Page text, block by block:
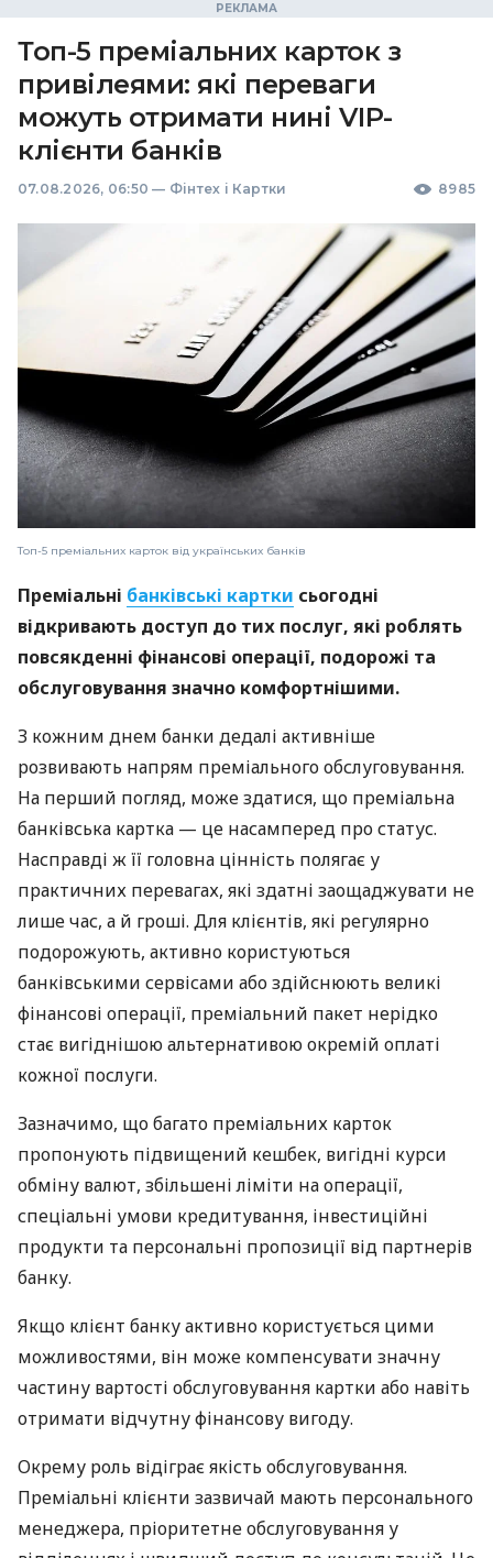
Топ-5 преміальних карток з
привілеями: які переваги
можуть отримати нині VIP-
клієнти банків
07.08.2026, 06:50 — Фінтех і Картки 8985
Топ-5 преміальних карток від українських банків
Преміальні банківські картки сьогодні
відкривають доступ до тих послуг, які роблять
повсякденні фінансові операції, подорожі та
обслуговування значно комфортнішими.
З кожним днем банки дедалі активніше
розвивають напрям преміального обслуговування.
На перший погляд, може здатися, що преміальна
банківська картка — це насамперед про статус.
Насправді ж її головна цінність полягає у
практичних перевагах, які здатні заощаджувати не
лише час, а й гроші. Для клієнтів, які регулярно
подорожують, активно користуються
банківськими сервісами або здійснюють великі
фінансові операції, преміальний пакет нерідко
стає вигіднішою альтернативою окремій оплаті
кожної послуги.
Зазначимо, що багато преміальних карток
пропонують підвищений кешбек, вигідні курси
обміну валют, збільшені ліміти на операції,
спеціальні умови кредитування, інвестиційні
продукти та персональні пропозиції від партнерів
банку.
Якщо клієнт банку активно користується цими
можливостями, він може компенсувати значну
частину вартості обслуговування картки або навіть
отримати відчутну фінансову вигоду.
Окрему роль відіграє якість обслуговування.
Преміальні клієнти зазвичай мають персонального
менеджера, пріоритетне обслуговування у